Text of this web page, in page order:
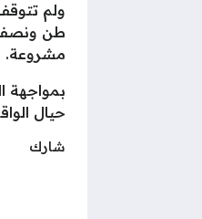
ولم
طن ونصف
مشروعة.
بمواجهة
حيال
شارك